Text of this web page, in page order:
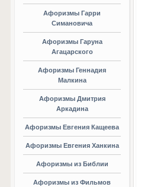
Афоризмы Гарри
Симановича
Афоризмы Гаруна
Агацарского
Афоризмы Геннадия
Малкина
Афоризмы Дмитрия
Аркадина
Афоризмы Евгения Кащеева
Афоризмы Евгения Ханкина
Афоризмы из Библии
Афоризмы из Фильмов